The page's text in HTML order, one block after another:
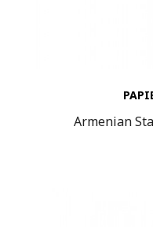
Armenian